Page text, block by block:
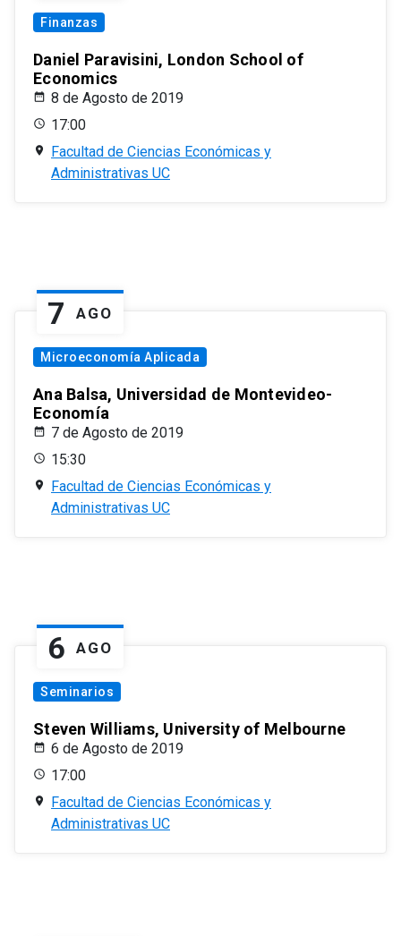
Finanzas
Daniel Paravisini, London School of
Economics
8 de Agosto de 2019
17:00
Facultad de Ciencias Económicas y
Administrativas UC
7 AGO
Microeconomía Aplicada
Ana Balsa, Universidad de Montevideo-
Economía
7 de Agosto de 2019
15:30
Facultad de Ciencias Económicas y
Administrativas UC
6 AGO
Seminarios
Steven Williams, University of Melbourne
6 de Agosto de 2019
17:00
Facultad de Ciencias Económicas y
Administrativas UC